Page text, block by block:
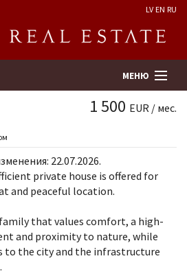
LV EN RU
МЕНЮ
1 500 EUR / мес.
22.07.2026.
private house is offered for
and peaceful location.
that values ​​comfort, a high-
and proximity to nature, while
to the city and the infrastructure